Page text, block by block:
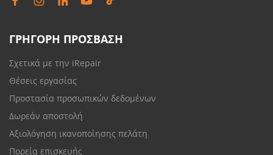
ΓΡΗΓΟΡΗ ΠΡΟΣΒΑΣΗ
Σχετικά με την iRepair
Θέσεις εργασίας
Προστασία προσωπικών δεδομένων
Δωρεάν αποστολή
Αξιολόγηση ικανοποίησης πελάτη
Πορεία επισκευής